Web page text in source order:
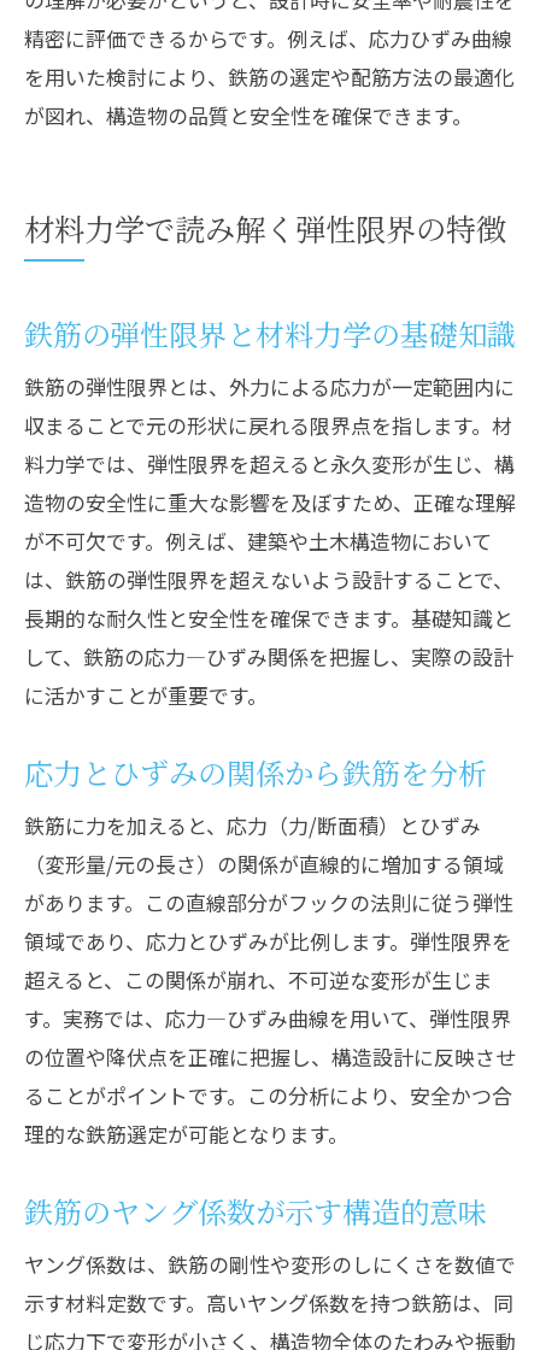
精密に評価できるからです。例えば、応力ひずみ曲線
を用いた検討により、鉄筋の選定や配筋方法の最適化
が図れ、構造物の品質と安全性を確保できます。
材料力学で読み解く弾性限界の特徴
鉄筋の弾性限界と材料力学の基礎知識
鉄筋の弾性限界とは、外力による応力が一定範囲内に
収まることで元の形状に戻れる限界点を指します。材
料力学では、弾性限界を超えると永久変形が生じ、構
造物の安全性に重大な影響を及ぼすため、正確な理解
が不可欠です。例えば、建築や土木構造物において
は、鉄筋の弾性限界を超えないよう設計することで、
長期的な耐久性と安全性を確保できます。基礎知識と
して、鉄筋の応力―ひずみ関係を把握し、実際の設計
に活かすことが重要です。
応力とひずみの関係から鉄筋を分析
鉄筋に力を加えると、応力（力/断面積）とひずみ
（変形量/元の長さ）の関係が直線的に増加する領域
があります。この直線部分がフックの法則に従う弾性
領域であり、応力とひずみが比例します。弾性限界を
超えると、この関係が崩れ、不可逆な変形が生じま
す。実務では、応力―ひずみ曲線を用いて、弾性限界
の位置や降伏点を正確に把握し、構造設計に反映させ
ることがポイントです。この分析により、安全かつ合
理的な鉄筋選定が可能となります。
鉄筋のヤング係数が示す構造的意味
ヤング係数は、鉄筋の剛性や変形のしにくさを数値で
示す材料定数です。高いヤング係数を持つ鉄筋は、同
じ応力下で変形が小さく、構造物全体のたわみや振動